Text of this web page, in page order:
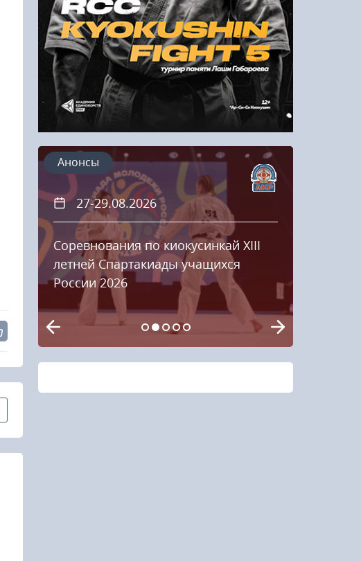
Регистрация
27-29.08.2026
Соревнования по киокусинкай XIII
летней Спартакиады учащихся
России 2026
Анонсы